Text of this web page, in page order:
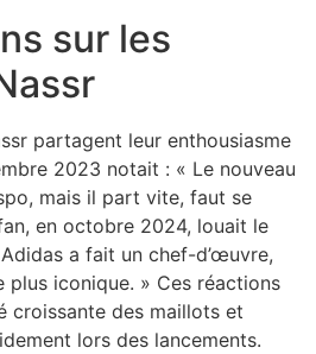
sur les
partagent leur enthousiasme
2023 notait : « Le nouveau
mais il part vite, faut se
en octobre 2024, louait le
a fait un chef-d’œuvre,
plus iconique. » Ces réactions
croissante des maillots et
lors des lancements.